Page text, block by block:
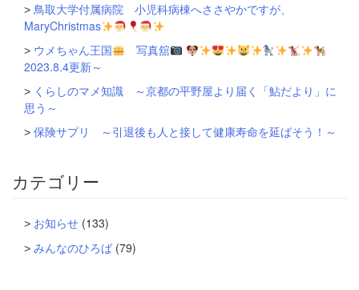
鳥取大学付属病院 小児科病棟へささやかですが、
MaryChristmas
ウメちゃん王国
写真舘
2023.8.4更新～
くらしのマメ知識 ～京都の平野屋より届く「鮎だより」に
思う～
保険サプリ ～引退後も人と接して健康寿命を延ばそう！～
カテゴリー
お知らせ (133)
みんなのひろば (79)